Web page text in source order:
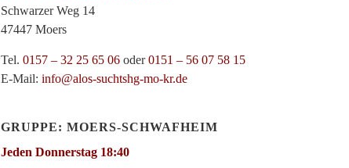
Schwarzer Weg 14
47447 Moers
Tel.0157 – 32 25 65 06 oder0151 – 56 07 58 15
E-Mail:info@alos-suchtshg-mo-kr.de
GRUPPE: MOERS-SCHWAFHEIM
Jeden Donnerstag 18:40